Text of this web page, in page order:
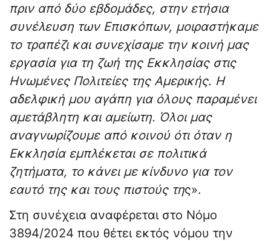
πριν από δύο εβδομάδες, στην ετήσια
συνέλευση των Επισκόπων, μοιραστήκαμε
το τραπέζι και συνεχίσαμε την κοινή μας
εργασία για τη ζωή της Εκκλησίας στις
Ηνωμένες Πολιτείες της Αμερικής. Η
αδελφική μου αγάπη για όλους παραμένει
αμετάβλητη και αμείωτη. Όλοι μας
αναγνωρίζουμε από κοινού ότι όταν η
Εκκλησία εμπλέκεται σε πολιτικά
ζητήματα, το κάνει με κίνδυνο για τον
εαυτό της και τους πιστούς της».
Στη συνέχεια αναφέρεται στο Νόμο
3894/2024 που θέτει εκτός νόμου την